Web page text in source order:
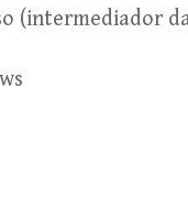
(intermediador